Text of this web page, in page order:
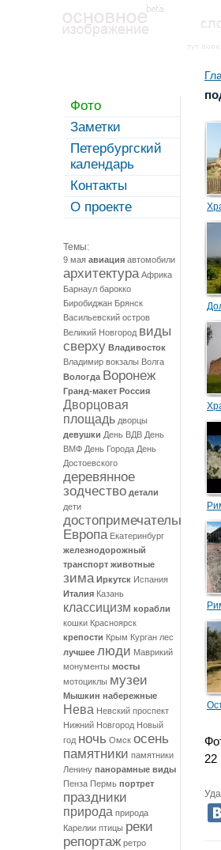
Фото
Заметки
Петербургский
календарь
Контакты
О проекте
Темы:
9 мая авиация автомобили
архитектура Африка
Барнаул барокко
Биробиджан Брянск
Васильевский остров
Великий Новгород виды
сверху Владивосток
Владимир вокзалы Волга
Вологда Воронеж
Гранд-макет Россия
Дворцовая
площадь дворцы
девушки День ВДВ День
ВМФ День Города День
Достоевского
деревянное
зодчество детали
дети
достопримечательности
Европа Екатеринбург
железнодорожный
транспорт животные
зима Иркутск Испания
Италия Казань
классицизм корабли
кошки Красноярск
крепости Крым Курган лес
лучшее люди Маврикий
монументы мосты
мотоциклы музеи
Мышкин набережные
Нева Невский проспект
Нижний Новгород Новый
год ночь Омск осень
памятники памятники
Ленину панорамные виды
Пенза Пермь портрет
праздники
природа природа
Карелии птицы реки
репортаж ретро
22